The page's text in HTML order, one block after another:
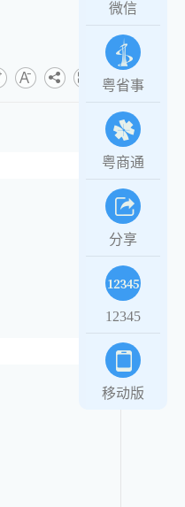
微信
粤省事
粤商通
分享
12345
移动版